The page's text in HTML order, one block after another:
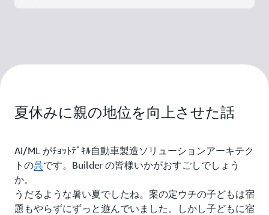
夏休みに親の地位を向上させた話
AI/ML がﾁｮｯﾄﾃﾞｷﾙ自動車製造ソリューションアーキテク
トの呉です。Builder の皆様いかがおすごしでしょう
か。
うだるような暑い夏でしたね。案の定ウチの子どもは宿
題もやらずにずっと遊んでいました。しかし子どもに宿